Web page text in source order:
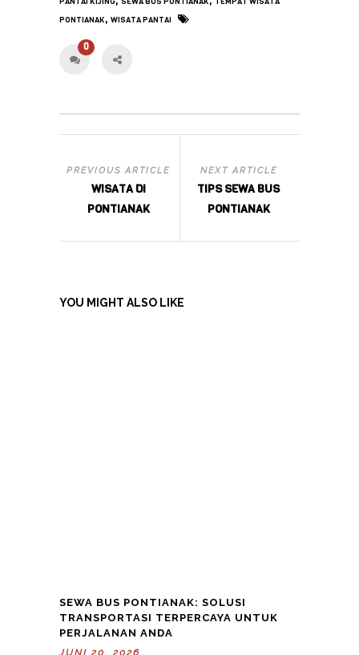
PONTIANAK, WISATA PANTAI
0
PREVIOUS ARTICLE
WISATA DI
PONTIANAK
NEXT ARTICLE
TIPS SEWA BUS
PONTIANAK
YOU MIGHT ALSO LIKE
SEWA BUS PONTIANAK: SOLUSI
TRANSPORTASI TERPERCAYA UNTUK
PERJALANAN ANDA
JUNI 20, 2026